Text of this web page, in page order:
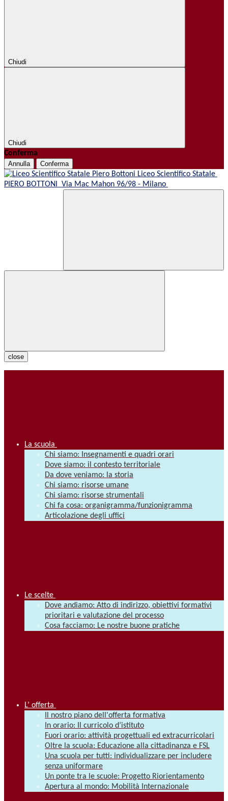
Chiudi
Chiudi
Conferma
Annulla Conferma
Liceo Scientifico Statale
PIERO BOTTONI Via Mac Mahon 96/98 - Milano
close
La scuola
Chi siamo: Insegnamenti e quadri orari
Dove siamo: il contesto territoriale
Da dove veniamo: la storia
Chi siamo: risorse umane
Chi siamo: risorse strumentali
Chi fa cosa: organigramma/funzionigramma
Articolazione degli uffici
Le scelte
Dove andiamo: Atto di indirizzo, obiettivi formativi
prioritari e valutazione del processo
Cosa facciamo: Le nostre buone pratiche
L’ offerta
Il nostro piano dell'offerta formativa
In orario: Il curricolo d’istituto
Fuori orario: attività progettuali ed extracurricolari
Oltre la scuola: Educazione alla cittadinanza e FSL
Una scuola per tutti: individualizzare per includere
senza uniformare
Un ponte tra le scuole: Progetto Riorientamento
Apertura al mondo: Mobilità Internazionale